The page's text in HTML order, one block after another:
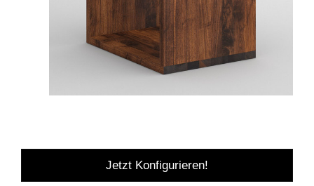
Jetzt Konfigurieren!